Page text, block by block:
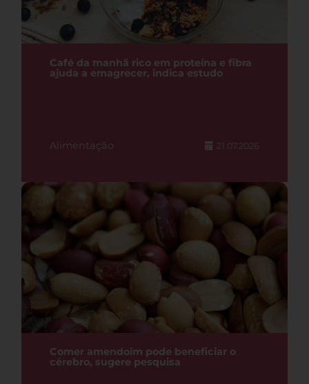
Café da manhã rico em proteína e fibra
ajuda a emagrecer, indica estudo
Alimentação 21.07.2026
Comer amendoim pode beneficiar o
cérebro, sugere pesquisa